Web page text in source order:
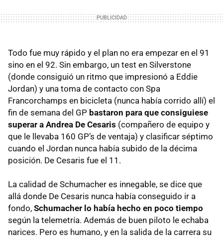
Todo fue muy rápido y el plan no era empezar en el 91
sino en el 92. Sin embargo, un test en Silverstone
(donde consiguió un ritmo que impresionó a Eddie
Jordan) y una toma de contacto con Spa
Francorchamps en bicicleta (nunca había corrido allí) el
fin de semana del GP bastaron para que consiguiese
superar a Andrea De Cesaris (compañero de equipo y
que le llevaba 160 GP’s de ventaja) y clasificar séptimo
cuando el Jordan nunca había subido de la décima
posición. De Cesaris fue el 11.
La calidad de Schumacher es innegable, se dice que
allá donde De Cesaris nunca había conseguido ir a
fondo, Schumacher lo había hecho en poco tiempo
según la telemetría. Además de buen piloto le echaba
narices. Pero es humano, y en la salida de la carrera su